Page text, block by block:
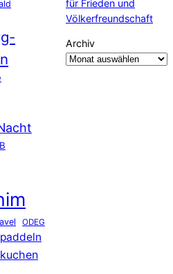
ODEG
paddeln
für Frieden und
Völkerfreundschaft
Archiv